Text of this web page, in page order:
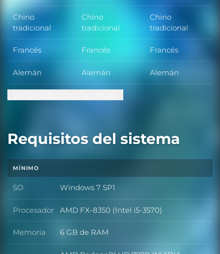
Chino
tradicional
Chino
tradicional
Chino
tradicional
Francés Francés Francés
Alemán Alemán Alemán
Requisitos del sistema
MÍNIMO
SO SO
Windows 7 SP1
Procesador Procesador
AMD FX-8350 (Intel i5-3570)
Memoria Memoria
6 GB de RAM